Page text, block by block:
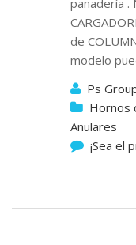
panadería .
de
modelo
Ps
Hornos
Anulares
¡Sea el